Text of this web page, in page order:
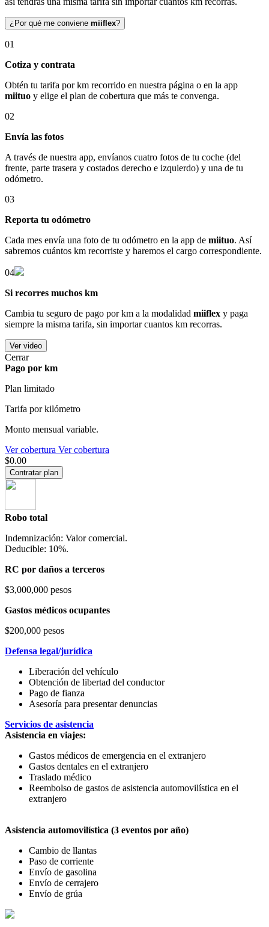
¿Por qué me conviene miiflex?
01
Cotiza y contrata
Obtén tu tarifa por km recorrido en nuestra página o en la app
miituo y elige el plan de cobertura que más te convenga.
02
Envía las fotos
A través de nuestra app, envíanos cuatro fotos de tu coche (del
frente, parte trasera y costados derecho e izquierdo) y una de tu
odómetro.
03
Reporta tu odómetro
Cada mes envía una foto de tu odómetro en la app de miituo. Así
sabremos cuántos km recorriste y haremos el cargo correspondiente.
04
Si recorres muchos km
Cambia tu seguro de pago por km a la modalidad miiflex y paga
siempre la misma tarifa, sin importar cuantos km recorras.
Ver video
Cerrar
Pago por km
Plan limitado
Tarifa por kilómetro
Monto mensual variable.
Ver cobertura Ver cobertura
$0.00
Contratar plan
Robo total
Indemnización: Valor comercial.
Deducible: 10%.
RC por daños a terceros
$3,000,000 pesos
Gastos médicos ocupantes
$200,000 pesos
Defensa legal/jurídica
Liberación del vehículo
Obtención de libertad del conductor
Pago de fianza
Asesoría para presentar denuncias
Servicios de asistencia
Asistencia en viajes:
Gastos médicos de emergencia en el extranjero
Gastos dentales en el extranjero
Traslado médico
Reembolso de gastos de asistencia automovilística en el
extranjero
Asistencia automovilística (3 eventos por año)
Cambio de llantas
Paso de corriente
Envío de gasolina
Envío de cerrajero
Envío de grúa